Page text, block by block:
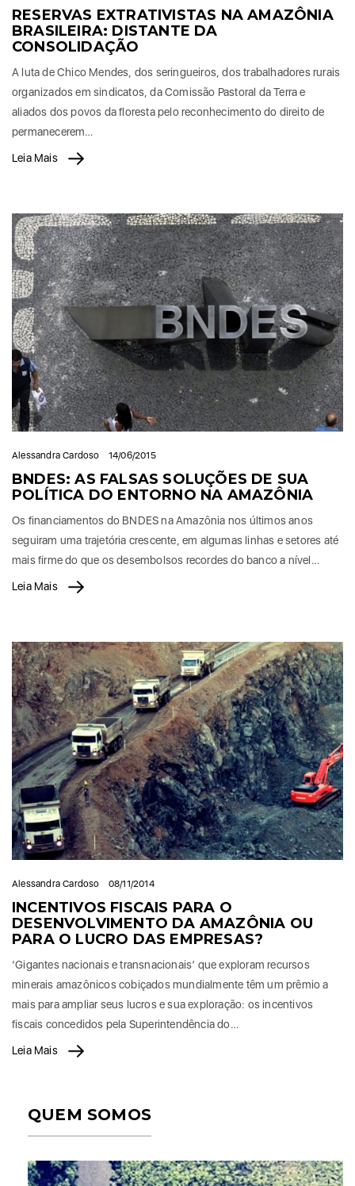
RESERVAS EXTRATIVISTAS NA AMAZÔNIA
BRASILEIRA: DISTANTE DA
CONSOLIDAÇÃO
A luta de Chico Mendes, dos seringueiros, dos trabalhadores rurais
organizados em sindicatos, da Comissão Pastoral da Terra e
aliados dos povos da floresta pelo reconhecimento do direito de
permanecerem…
Leia Mais
Alessandra Cardoso 14/06/2015
BNDES: AS FALSAS SOLUÇÕES DE SUA
POLÍTICA DO ENTORNO NA AMAZÔNIA
Os financiamentos do BNDES na Amazônia nos últimos anos
seguiram uma trajetória crescente, em algumas linhas e setores até
mais firme do que os desembolsos recordes do banco a nível…
Leia Mais
Alessandra Cardoso 08/11/2014
INCENTIVOS FISCAIS PARA O
DESENVOLVIMENTO DA AMAZÔNIA OU
PARA O LUCRO DAS EMPRESAS?
‘Gigantes nacionais e transnacionais’ que exploram recursos
minerais amazônicos cobiçados mundialmente têm um prêmio a
mais para ampliar seus lucros e sua exploração: os incentivos
fiscais concedidos pela Superintendência do…
Leia Mais
QUEM SOMOS